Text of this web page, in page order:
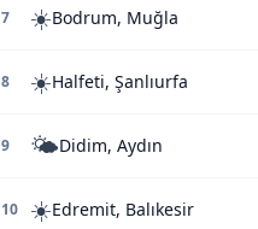
7 ☀️Bodrum, Muğla
8 ☀️Halfeti, Şanlıurfa
9 🌤️Didim, Aydın
10 ☀️Edremit, Balıkesir